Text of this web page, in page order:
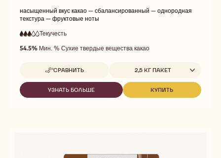
насыщенный вкус какао — сбалансированный — однородная
текстура — фруктовые ноты
3
out
Текучесть
текучесть
54.5% Мин. % Сухие твердые вещества какао
СРАВНИТЬ
-
811
Доступные размеры
2,5 КГ ПАКЕТ
УЗНАТЬ БОЛЬШЕ
-
КУПИТЬ
-